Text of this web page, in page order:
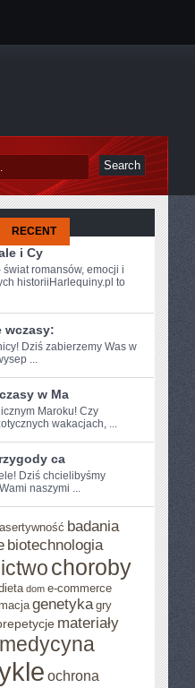
RECENT
i Cy
świat romansów, emocji i
historiiHarlequiny.pl to
wczasy:
Dziś zabierzemy Was w‌
...
w Ma
Maroku! Czy
wakacjach, ...
ca
Dziś chcielibyśmy
naszymi ...
asertywność badania
biotechnologia
choroby
dom e-commerce
genetyka gry
materiały
medycyna
ochrona